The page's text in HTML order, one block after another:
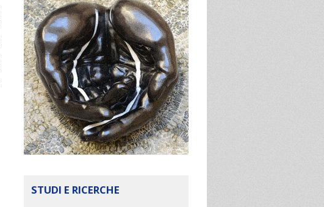
STUDI E RICERCHE